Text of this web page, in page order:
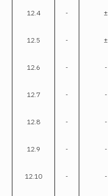
12.4 - ±
12.5 - ±
12.6 - -
12.7 - -
12.8 - -
12.9 - -
12.10 - -